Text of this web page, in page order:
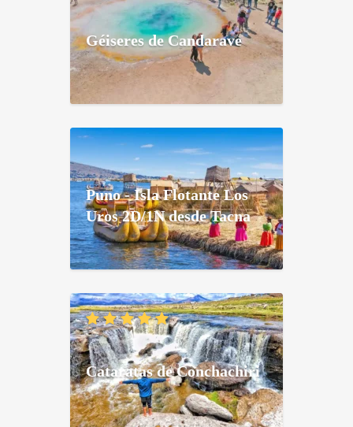
Géiseres de Candarave
Puno - Isla Flotante Los
Uros 2D/1N desde Tacna
Cataratas de Conchachiri